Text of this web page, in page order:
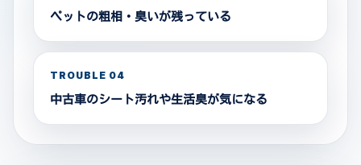
ペットの粗相・臭いが残っている
TROUBLE 04
中古車のシート汚れや生活臭が気になる